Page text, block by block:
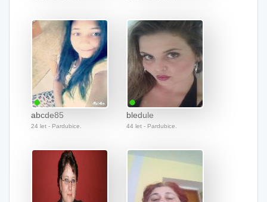
abcde85
24 let - Pardubice.
bledule
44 let - Pardubice.